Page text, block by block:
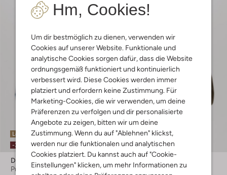
Hm, Cookies!
Um dir bestmöglich zu dienen, verwenden wir
Cookies auf unserer Website. Funktionale und
analytische Cookies sorgen dafür, dass die Website
ordnungsgemäß funktioniert und kontinuierlich
verbessert wird. Diese Cookies werden immer
platziert und erfordern keine Zustimmung. Für
Marketing-Cookies, die wir verwenden, um deine
Präferenzen zu verfolgen und dir personalisierte
Angebote zu zeigen, bitten wir um deine
Zustimmung. Wenn du auf "Ablehnen" klickst,
werden nur die funktionalen und analytischen
Cookies platziert. Du kannst auch auf "Cookie-
Einstellungen" klicken, um mehr Informationen zu
Letzter Artikel
-30%
Dstrezzed
Pullover
Letzter Artikel
-30%
Pullover